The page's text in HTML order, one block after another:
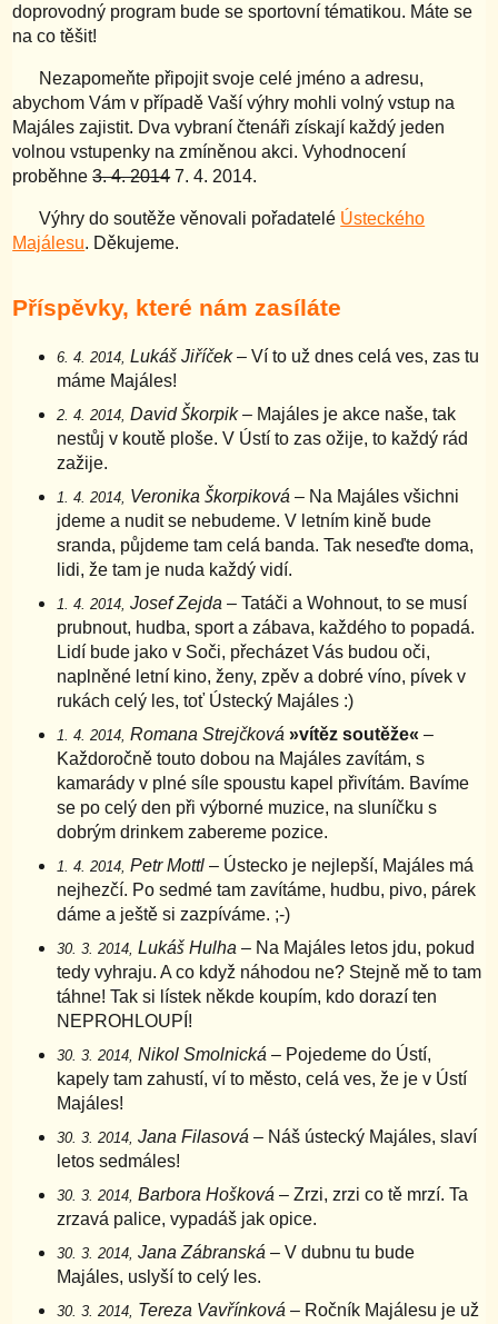
doprovodný program bude se sportovní tématikou. Máte se
na co těšit!
Nezapomeňte připojit svoje celé jméno a adresu,
abychom Vám v případě Vaší výhry mohli volný vstup na
Majáles zajistit. Dva vybraní čtenáři získají každý jeden
volnou vstupenky na zmíněnou akci. Vyhodnocení
proběhne3. 4. 20147. 4. 2014.
Výhry do soutěže věnovali pořadatelé Ústeckého
Majálesu. Děkujeme.
Příspěvky, které nám zasíláte
6. 4. 2014, Lukáš Jiříček– Ví to už dnes celá ves, zas tu
máme Majáles!
2. 4. 2014, David Škorpik– Majáles je akce naše, tak
nestůj v koutě ploše. V Ústí to zas ožije, to každý rád
zažije.
1. 4. 2014, Veronika Škorpiková – Na Majáles všichni
jdeme a nudit se nebudeme. V letním kině bude
sranda, půjdeme tam celá banda. Tak neseďte doma,
lidi, že tam je nuda každý vidí.
1. 4. 2014, Josef Zejda – Tatáči a Wohnout, to se musí
prubnout, hudba, sport a zábava, každého to popadá.
Lidí bude jako v Soči, přecházet Vás budou oči,
naplněné letní kino, ženy, zpěv a dobré víno, pívek v
rukách celý les, toť Ústecký Majáles :)
1. 4. 2014, Romana Strejčková »vítěz soutěže« –
Každoročně touto dobou na Majáles zavítám, s
kamarády v plné síle spoustu kapel přivítám. Bavíme
se po celý den při výborné muzice, na sluníčku s
dobrým drinkem zabereme pozice.
1. 4. 2014, Petr Mottl – Ústecko je nejlepší, Majáles má
nejhezčí. Po sedmé tam zavítáme, hudbu, pivo, párek
dáme a ještě si zazpíváme. ;-)
30. 3. 2014, Lukáš Hulha – Na Majáles letos jdu, pokud
tedy vyhraju. A co když náhodou ne? Stejně mě to tam
táhne! Tak si lístek někde koupím, kdo dorazí ten
NEPROHLOUPÍ!
30. 3. 2014, Nikol Smolnická – Pojedeme do Ústí,
kapely tam zahustí, ví to město, celá ves, že je v Ústí
Majáles!
30. 3. 2014, Jana Filasová – Náš ústecký Majáles, slaví
letos sedmáles!
30. 3. 2014, Barbora Hošková – Zrzi, zrzi co tě mrzí. Ta
zrzavá palice, vypadáš jak opice.
30. 3. 2014, Jana Zábranská – V dubnu tu bude
Majáles, uslyší to celý les.
30. 3. 2014, Tereza Vavřínková – Ročník Majálesu je už